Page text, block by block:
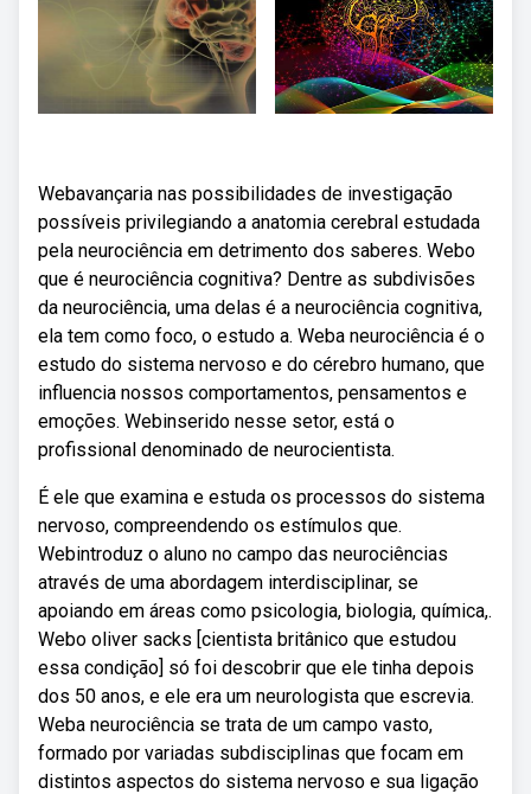
Webavançaria nas possibilidades de investigação
possíveis privilegiando a anatomia cerebral estudada
pela neurociência em detrimento dos saberes. Webo
que é neurociência cognitiva? Dentre as subdivisões
da neurociência, uma delas é a neurociência cognitiva,
ela tem como foco, o estudo a. Weba neurociência é o
estudo do sistema nervoso e do cérebro humano, que
influencia nossos comportamentos, pensamentos e
emoções. Webinserido nesse setor, está o
profissional denominado de neurocientista.
É ele que examina e estuda os processos do sistema
nervoso, compreendendo os estímulos que.
Webintroduz o aluno no campo das neurociências
através de uma abordagem interdisciplinar, se
apoiando em áreas como psicologia, biologia, química,.
Webo oliver sacks [cientista britânico que estudou
essa condição] só foi descobrir que ele tinha depois
dos 50 anos, e ele era um neurologista que escrevia.
Weba neurociência se trata de um campo vasto,
formado por variadas subdisciplinas que focam em
distintos aspectos do sistema nervoso e sua ligação